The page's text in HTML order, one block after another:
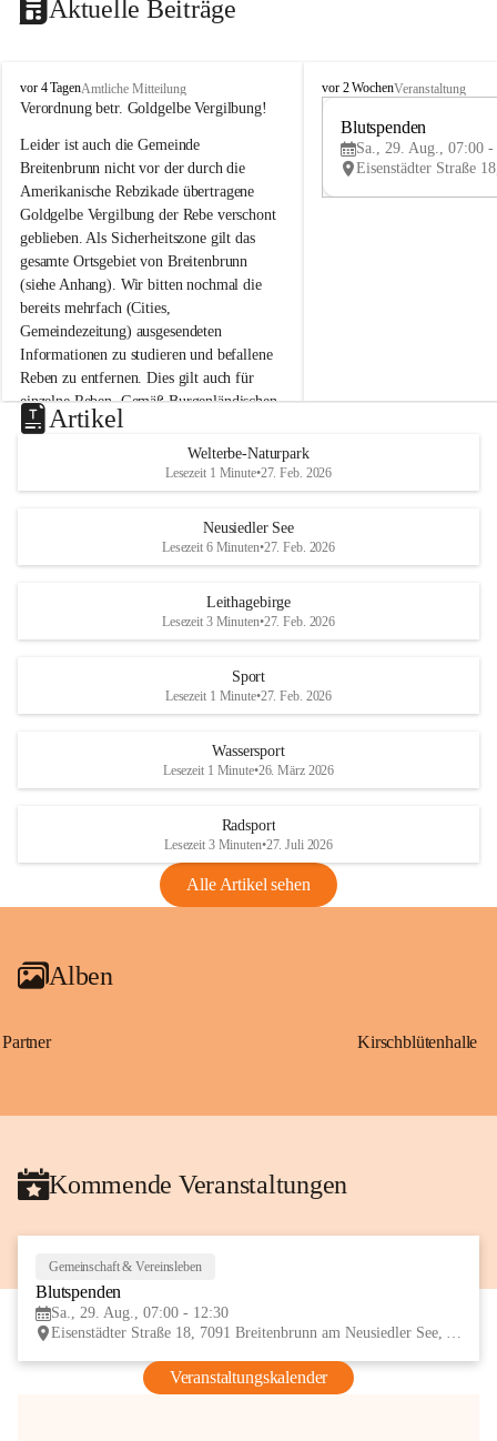
Aktuelle Beiträge
B
r
i
t
e
n
b
r
u
n
n
a
m
N
e
u
s
d
S
vor 4 TagenAmtliche Mitteilung
Verordnung betr. Goldgelbe Vergilbung!
Leider ist auch die Gemeinde
Breitenbrunn nicht vor der durch die
Amerikanische Rebzikade übertragene
Goldgelbe Vergilbung der Rebe verschont
geblieben. Als Sicherheitszone gilt das
gesamte Ortsgebiet von Breitenbrunn
(siehe Anhang). Wir bitten nochmal die
bereits mehrfach (Cities,
Gemeindezeitung) ausgesendeten
Informationen zu studieren und befallene
Reben zu entfernen. Dies gilt auch für
einzelne Reben. Gemäß Burgenländischen
Weinbaugesetz sind nicht gepflegte oder
unzulässige Weingärten zu roden! Bitte
helfen wir zusammen um unsere Winzer
vor den prognostizierten Ernteausfällen
und den daraus folgenden wirtschaftlichen
Maßnahmen zur Bekämpfung
Rebe und der Amerikanischen
Anhang VBl. EU Nr. 18
1 Seite•1,4 MB
VBl. EU Nr. 18_2026
B
e
u
e
d
r
S
vor 2 WochenVeranstaltung
Blutspenden
Sa., 29. Aug., 07:00 -
Artikel
Welterbe-Naturpark
Lesezeit 1 Minute•27. Feb. 2026
Neusiedler See
Lesezeit 6 Minuten•27. Feb. 2026
Leithagebirge
Lesezeit 3 Minuten•27. Feb. 2026
Sport
Lesezeit 1 Minute•27. Feb. 2026
Wassersport
Lesezeit 1 Minute•26. März 2026
Radsport
Lesezeit 3 Minuten•27. Juli 2026
Alle Artikel sehen
Alben
Partner Kirschblütenhalle
Kommende Veranstaltungen
Gemeinschaft & Vereinsleben
Blutspenden
Sa., 29. Aug., 07:00 - 12:30
Eisenstädter Straße 18, 7091 Breitenbrunn am Neusiedler See, AUT
Veranstaltungskalender